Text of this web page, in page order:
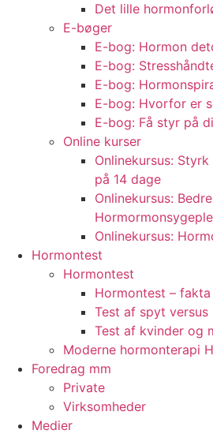
Det lille
E-bøger
E-bog: Hormon
E-bog:
E-bog:
E-bog: Hvorfor er
E-bog: Få styr på
Online kurser
Onlinekursus:
på 14 dage
Onlinekursus:
Onlinekursus:
Hormontest
Hormontest
Hormontest –
Test af spyt versus
Test af kvinder og
Moderne hormonterapi
Foredrag mm
Private
Virksomheder
Medier